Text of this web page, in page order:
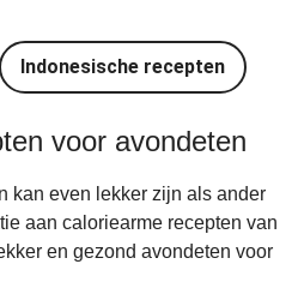
Indonesische recepten
voor avondeten
kan even lekker zijn als ander
aan caloriearme recepten van
en gezond avondeten voor